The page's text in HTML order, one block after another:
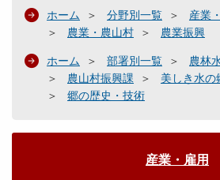
ホーム 分野別一覧
産業
農業・農山村
農業振興
ホーム 部署別一覧
農林
農山村振興課
美しき水の
郷の歴史・技術
産業・雇用